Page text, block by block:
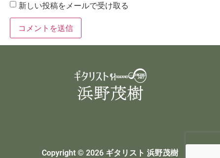
新しい投稿をメールで受け取る
Copyright © 2026 ギタリスト 浜野茂樹